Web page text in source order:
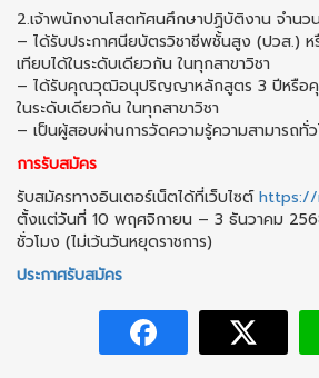
2.เจ้าพนักงานโสตทัศนศึกษาปฏิบัติงาน จำนว
– ได้รับประกาศนียบัตรวิชาชีพชั้นสูง (ปวส.)
เทียบได้ในระดับเดียวกัน ในทุกสาขาวิชา
– ได้รับคุณวุฒิอนุปริญญาหลักสูตร 3 ปีหรือ
ในระดับเดียวกัน ในทุกสาขาวิชา
– เป็นผู้สอบผ่านการวัดความรู้ความสามารถทั่
การรับสมัคร
รับสมัครทางอินเตอร์เน็ตได้ที่เว็บไซต์https://
ตั้งแต่วันที่ 10 พฤศจิกายน – 3 ธันวาคม
ชั่วโมง (ไม่เว้นวันหยุดราชการ)
ประกาศรับสมัคร